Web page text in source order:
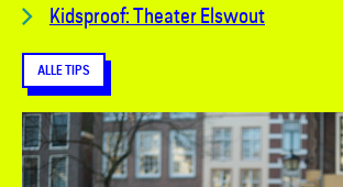
Kidsproof: Theater Elswout
ALLE TIPS